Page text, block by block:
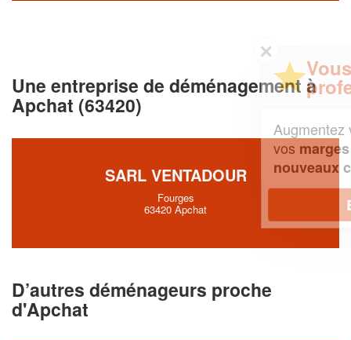
Une entreprise de déménagement à
Apchat (63420)
SARL VENTADOUR
Fourges
63420 Apchat
D’autres déménageurs proche
d'Apchat
professionnel ?
chiffre d'affaireset
tout en gagnant de
nouveaux clients!
En savoir plus